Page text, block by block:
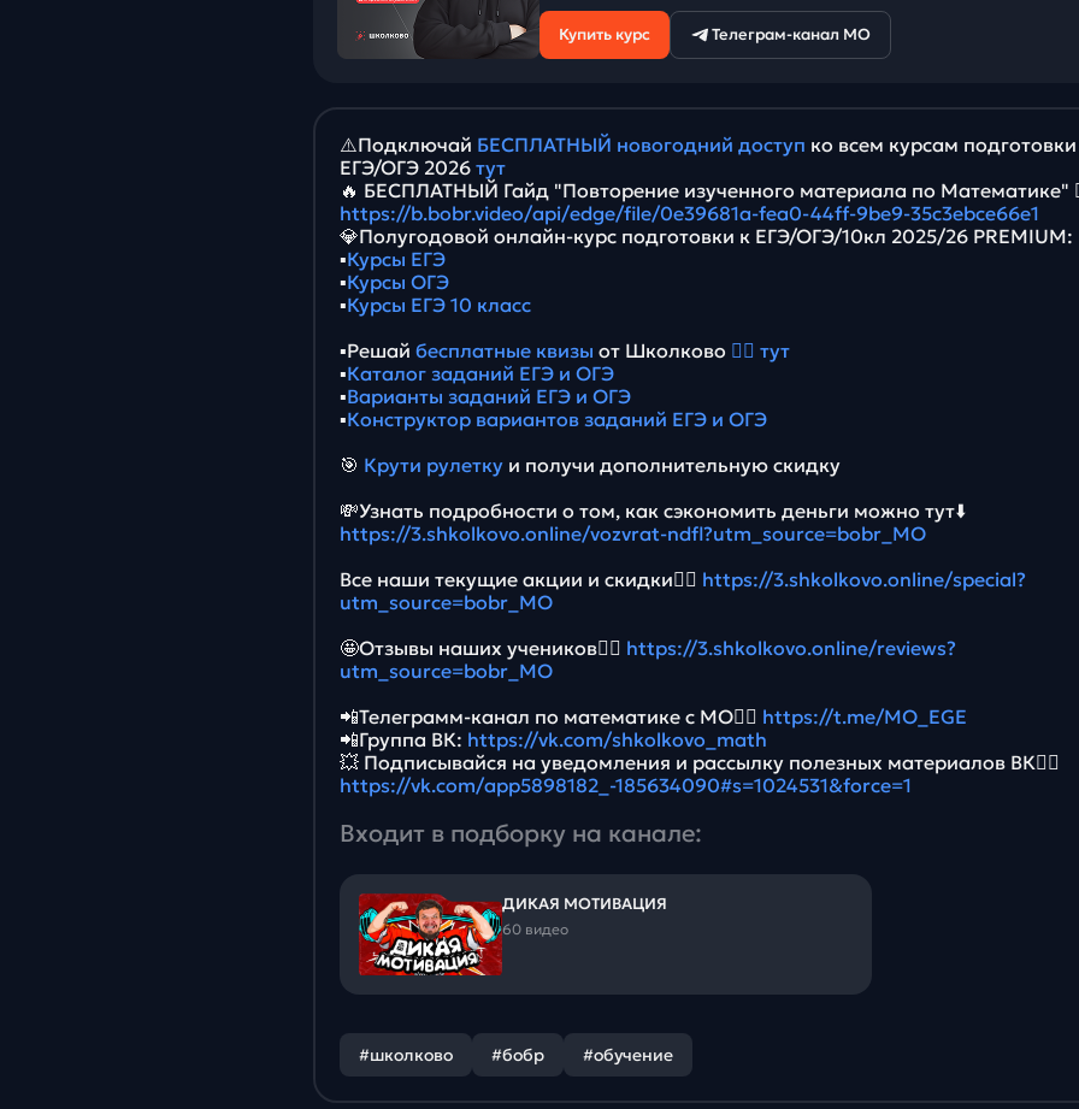
Купить курс Телеграм-канал МО
⚠️Подключай БЕСПЛАТНЫЙ новогодний доступ ко всем курсам
ЕГЭ/ОГЭ 2026 тут
🔥 БЕСПЛАТНЫЙ Гайд "Повторение изученного материала по Математике"
https://b.bobr.video/api/edge/file/0e39681a-fea0-44ff-9be9-35c3ebce66e1
💎Полугодовой онлайн-курс подготовки к ЕГЭ/ОГЭ/10кл 2025/26 PREMIUM:
▪️Курсы ЕГЭ
▪️Курсы ОГЭ
▪️Курсы ЕГЭ 10 класс
▪️Решай бесплатные квизы от Школково 👉🏻 тут
▪️Каталог заданий ЕГЭ и ОГЭ
▪️Варианты заданий ЕГЭ и ОГЭ
▪️Конструктор вариантов заданий ЕГЭ и ОГЭ
🎯 Крути рулетку и получи дополнительную скидку
💸Узнать подробности о том, как сэкономить деньги можно тут⬇️
https://3.shkolkovo.online/vozvrat-ndfl?utm_source=bobr_MO
Все наши текущие акции и скидки👉🏻 https://3.shkolkovo.online/special?
utm_source=bobr_MO
🤩Отзывы наших учеников👉🏻 https://3.shkolkovo.online/reviews?
utm_source=bobr_MO
📲Телеграмм-канал по математике с МО👉🏻 https://t.me/MO_EGE
📲Группа ВК: https://vk.com/shkolkovo_math
💥 Подписывайся на уведомления и рассылку полезных материалов ВК👉🏻
https://vk.com/app5898182_-185634090#s=1024531&force=1
Входит в подборку на канале:
ДИКАЯ МОТИВАЦИЯ
60 видео
#школково #бобр #обучение